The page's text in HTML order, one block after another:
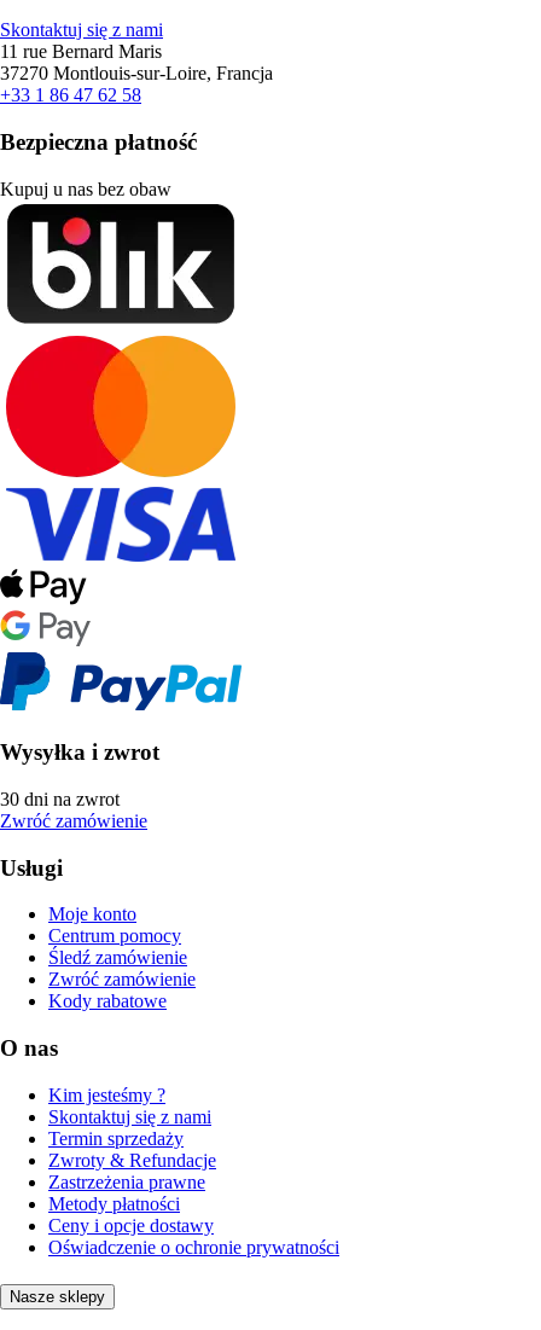
Skontaktuj się z nami
11 rue Bernard Maris
37270 Montlouis-sur-Loire, Francja
+33 1 86 47 62 58
Bezpieczna płatność
Kupuj u nas bez obaw
Wysyłka i zwrot
30 dni na zwrot
Zwróć zamówienie
Usługi
Moje konto
Centrum pomocy
Śledź zamówienie
Zwróć zamówienie
Kody rabatowe
O nas
Kim jesteśmy ?
Skontaktuj się z nami
Termin sprzedaży
Zwroty & Refundacje
Zastrzeżenia prawne
Metody płatności
Ceny i opcje dostawy
Oświadczenie o ochronie prywatności
Nasze sklepy